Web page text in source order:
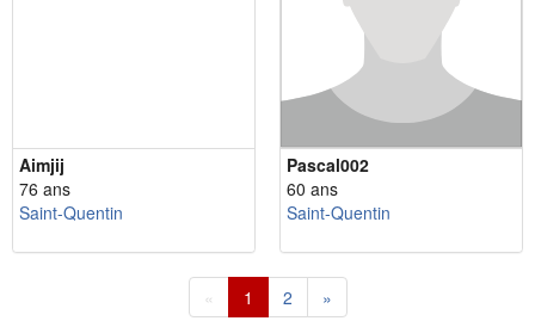
Aimjij
76 ans
Saint-Quentin
Pascal002
60 ans
Saint-Quentin
« 1 2 »